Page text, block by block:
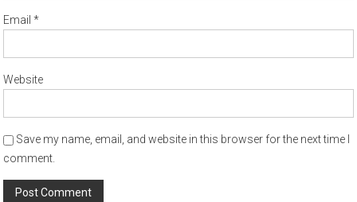
Email*
Website
Save my name, email, and website in this browser for the next time I
comment.